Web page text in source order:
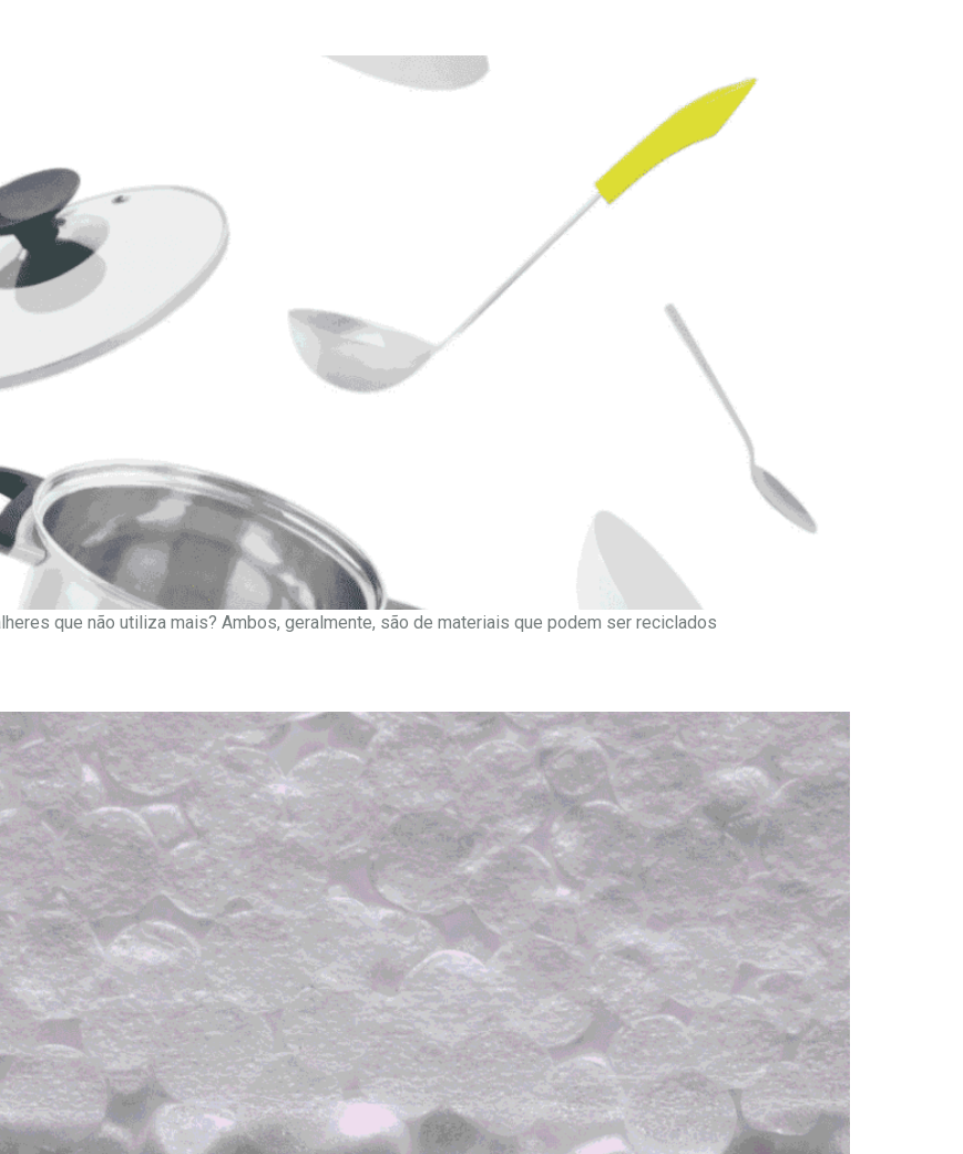
que não utiliza mais? Ambos, geralmente, são de materiais que podem ser reciclados